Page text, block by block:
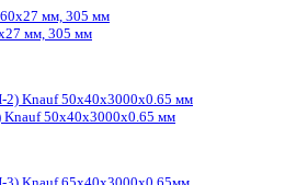
мм, 305 мм
50х40х3000х0.65 мм